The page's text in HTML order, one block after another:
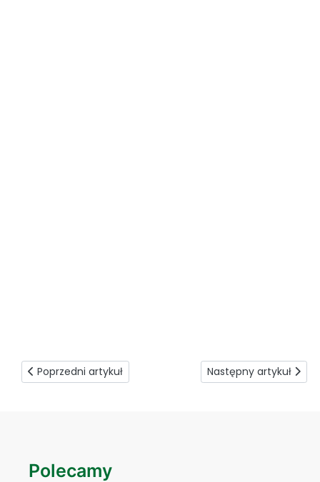
Poprzedni artykuł: Studenci w PESA Bydgoszcz SA
Poprzedni artykuł Następny artykuł:
Następny artykuł
Polecamy